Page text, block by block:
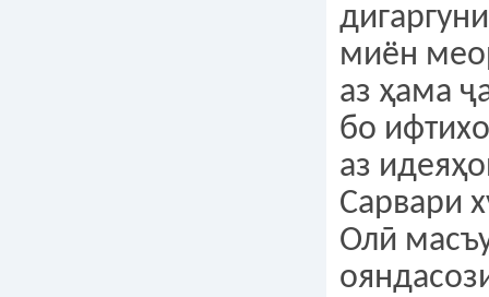
миён
аз ҳама
бо
аз
Сарвари
Олӣ